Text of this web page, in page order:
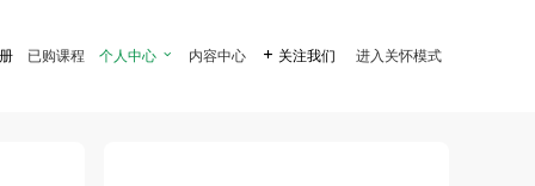
已购课程 个人中心  内容中心  关注我们 进入关怀模式